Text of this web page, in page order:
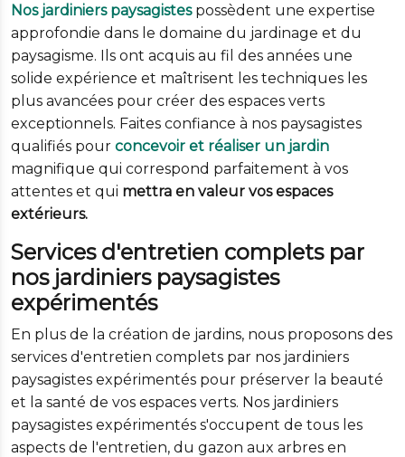
Nos jardiniers paysagistespossèdent une expertise
approfondie dans le domaine du jardinage et du
paysagisme. Ils ont acquis au fil des années une
solide expérience et maîtrisent les techniques les
plus avancées pour créer des espaces verts
exceptionnels. Faites confiance à nos paysagistes
qualifiés pour concevoir et réaliser un jardin
magnifique qui correspond parfaitement à vos
attentes et qui mettra en valeur vos espaces
extérieurs.
Services d'entretien complets par
nos jardiniers paysagistes
expérimentés
En plus de la création de jardins, nous proposons des
services d'entretien complets par nos jardiniers
paysagistes expérimentés pour préserver la beauté
et la santé de vos espaces verts. Nos jardiniers
paysagistes expérimentés s'occupent de tous les
aspects de l'entretien, du gazon aux arbres en